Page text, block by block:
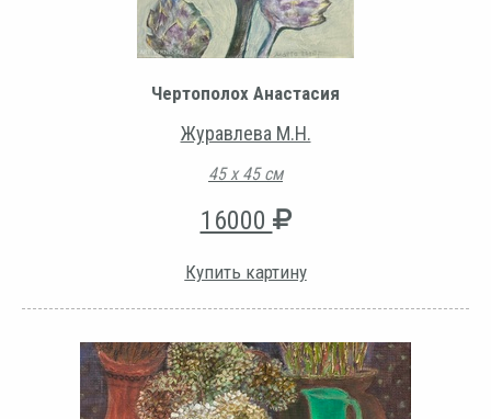
Чертополох Анастасия
Журавлева М.Н.
45 х 45 см
16000
Купить картину